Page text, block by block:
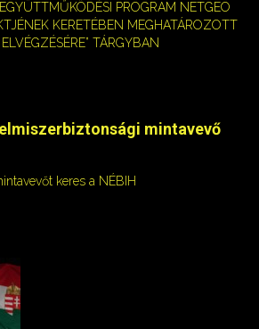
PROGRAM NETGEO
KERETÉBEN MEGHATÁROZOTT
TÁRGYBAN
mintavevő
keres a NÉBIH